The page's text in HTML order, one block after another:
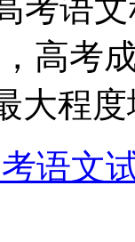
考语
高考
大程
语文